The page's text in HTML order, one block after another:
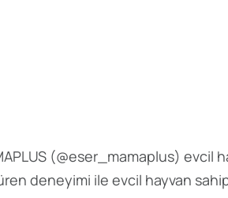
(@eser_mamaplus) evcil
deneyimi ile evcil hayvan